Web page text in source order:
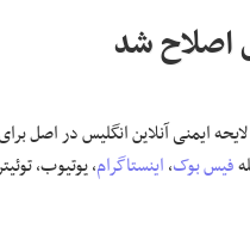
اصلاح شد
لایحه ایمنی آنلاین انگلیس در اصل
فیس بوک،اینستاگرام، یوتیوب،